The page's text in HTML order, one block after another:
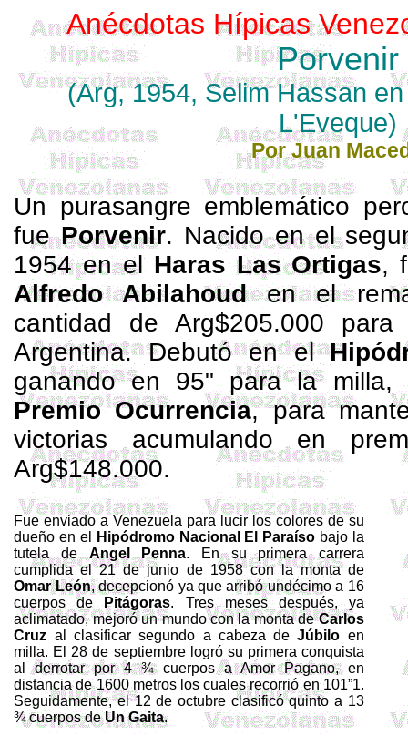
Anécdotas Hípicas
Porvenir
(Arg, 1954, Selim Hassan
L'Eveque)
Por Juan
Un purasangre emblemático
fuePorvenir. Nacido en el
1954 en el Haras Las Ortigas,
AlfredoAbilahouden el
cantidad de Arg$205.000
Argentina. Debutó en el
ganando en 95" para la milla,
Premio Ocurrencia, para
victorias acumulando en
Arg$148.000.
Fue enviado a Venezuela para lucir los colores de su
dueño en el
Hipódromo Nacional El Paraíso bajo la
tutela deAngelPenna. En su primera carrera
cumplida el 21 de junio de 1958 con la monta de
Omar León, decepcionó ya que arribó undécimo a 16
cuerpos dePitágoras. Tres meses después, ya
aclimatado, mejoró un mundo con la monta deCarlos
Cruz al clasificar segundo a cabeza deJúbilo en
milla. El 28 de septiembre logró su primera conquista
al derrotar por 4 ¾ cuerpos a Amor Pagano, en
distancia de1600 metroslos cuales recorrió en 101”1.
Seguidamente, el 12 de octubre clasificó quinto a 13
¾ cuerpos deUn Gaita.